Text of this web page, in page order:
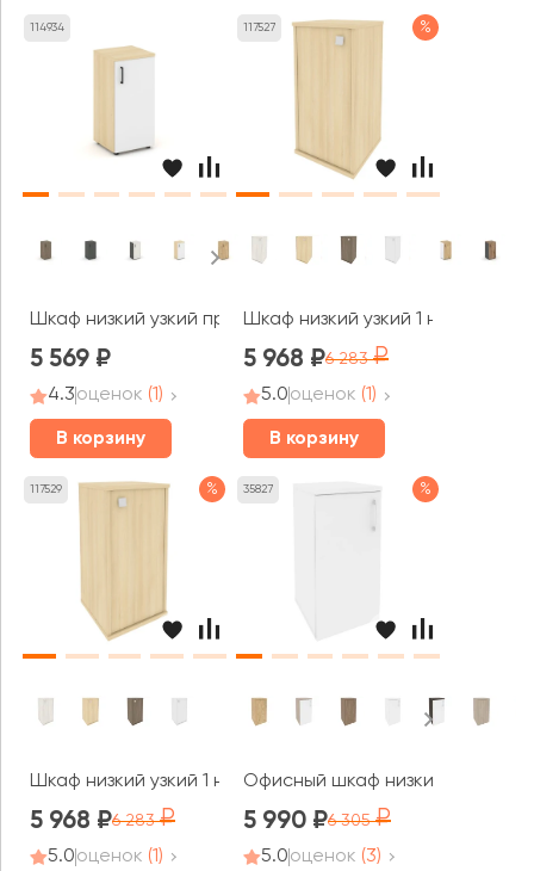
114934
Шкаф низкий узкий правый закрытый 400x400x833
5 569
4.3оценок (1)
В корзину
117527 %
Шкаф низкий узкий 1 низкая
5 968 6 283
5.0оценок (1)
В корзину
117529 %
Шкаф низкий узкий 1 низкая дверь ЛДСП правый
5 968 6 283
5.0оценок (1)
35827 %
Офисный шкаф низкий узкий
5 990 6 305
5.0оценок (3)